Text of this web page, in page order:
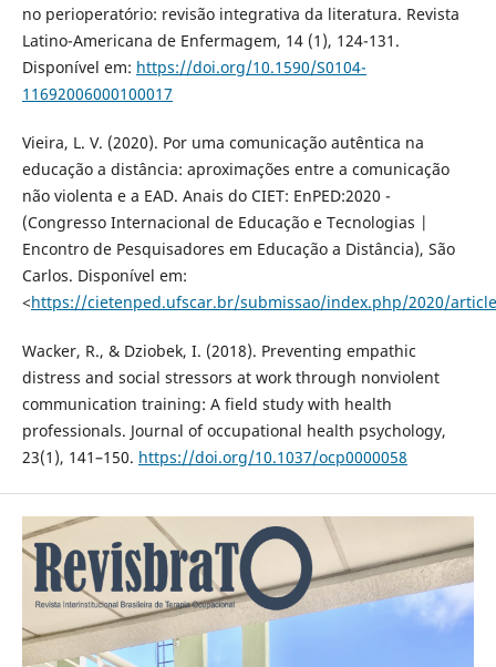
no perioperatório: revisão integrativa da literatura. Revista
Latino-Americana de Enfermagem, 14 (1), 124-131.
Disponível em: https://doi.org/10.1590/S0104-
11692006000100017
Vieira, L. V. (2020). Por uma comunicação autêntica na
educação a distância: aproximações entre a comunicação
não violenta e a EAD. Anais do CIET: EnPED:2020 -
(Congresso Internacional de Educação e Tecnologias |
Encontro de Pesquisadores em Educação a Distância), São
Carlos. Disponível em:
<https://cietenped.ufscar.br/submissao/index.php/2020/
Wacker, R., & Dziobek, I. (2018). Preventing empathic
distress and social stressors at work through nonviolent
communication training: A field study with health
professionals. Journal of occupational health psychology,
23(1), 141–150. https://doi.org/10.1037/ocp0000058